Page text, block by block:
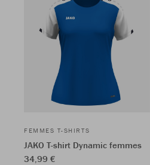
FEMMES T-SHIRTS
JAKO T-shirt Dynamic femmes
34,99 €